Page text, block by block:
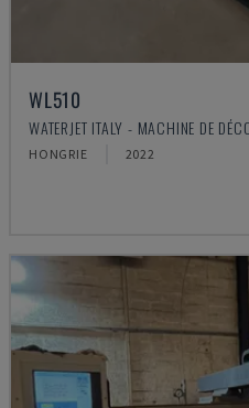
WL510
WATERJET ITALY - MACHINE DE
HONGRIE 2022